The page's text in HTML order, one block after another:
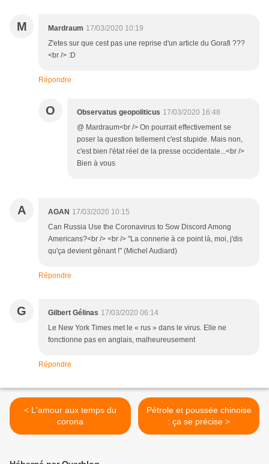
M Mardraum 17/03/2020 10:19
Z'etes sur que cest pas une reprise d'un article du Gorafi ???
<br /> :D
Répondre
O Observatus geopoliticus 17/03/2020 16:48
@ Mardraum<br /> On pourrait effectivement se
poser la question tellement c'est stupide. Mais non,
c'est bien l'état réel de la presse occidentale...<br />
Bien à vous
A AGAN 17/03/2020 10:15
Can Russia Use the Coronavirus to Sow Discord Among
Americans?<br /> <br /> "La connerie à ce point là, moi, j'dis
qu'ça devient gênant !" (Michel Audiard)
Répondre
G Gilbert Gélinas 17/03/2020 06:14
Le New York Times met le « rus » dans le virus. Elle ne
fonctionne pas en anglais, malheureusement
Répondre
< L'amour aux temps du
corona
Pétrole et poussée chinoise
: ça se précise >